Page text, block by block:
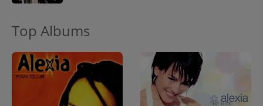
Top Albums